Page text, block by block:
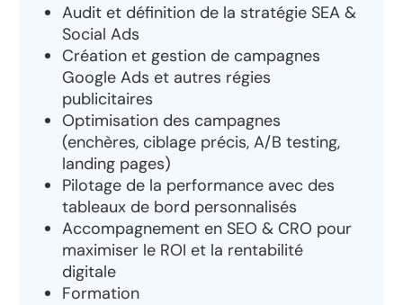
Audit et définition de la stratégie SEA &
Social Ads
Création et gestion de campagnes
Google Ads et autres régies
publicitaires
Optimisation des campagnes
(enchères, ciblage précis, A/B testing,
landing pages)
Pilotage de la performance avec des
tableaux de bord personnalisés
Accompagnement en SEO & CRO pour
maximiser le ROI et la rentabilité
digitale
Formation